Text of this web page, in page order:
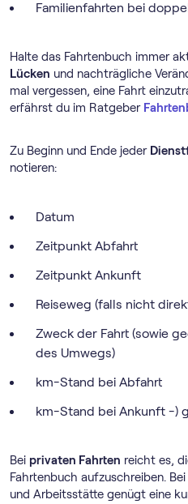
Familienfahrten bei
Halte das Fahrtenbuch immer
Lücken und nachträgliche
mal vergessen, eine Fahrt
erfährst du im Ratgeber
Zu Beginn und Ende jeder
notieren:
Datum
Zeitpunkt Abfahrt
Zeitpunkt Ankunft
Reiseweg (falls nicht
Zweck der Fahrt (sowie
des Umwegs)
km-Stand bei Abfahrt
km-Stand bei Ankunft -)
Bei privaten Fahrten reicht es,
Fahrtenbuch aufzuschreiben.
und Arbeitsstätte genügt eine